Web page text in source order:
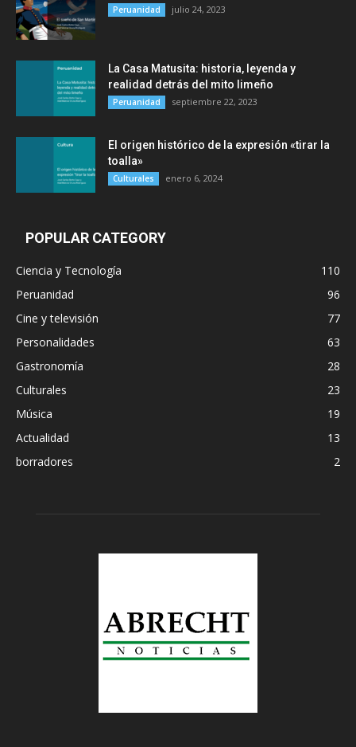
Peruanidad julio 24, 2023
La Casa Matusita: historia, leyenda y
realidad detrás del mito limeño
Peruanidad septiembre 22, 2023
El origen histórico de la expresión «tirar la
toalla»
Culturales enero 6, 2024
POPULAR CATEGORY
Ciencia y Tecnología
110
Peruanidad
96
Cine y televisión
77
Personalidades
63
Gastronomía
28
Culturales
23
Música
19
Actualidad
13
borradores
2